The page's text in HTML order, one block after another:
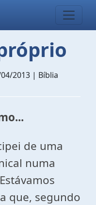
2013 | Bíblia
de uma
numa
que, segundo